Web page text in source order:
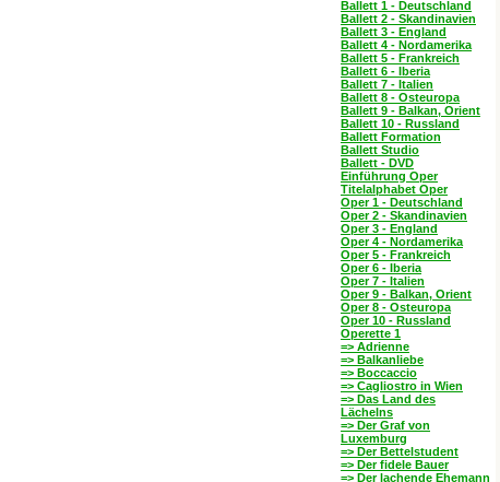
Ballett 1 - Deutschland
Ballett 2 - Skandinavien
Ballett 3 - England
Ballett 4 - Nordamerika
Ballett 5 - Frankreich
Ballett 6 - Iberia
Ballett 7 - Italien
Ballett 8 - Osteuropa
Ballett 9 - Balkan, Orient
Ballett 10 - Russland
Ballett Formation
Ballett Studio
Ballett - DVD
Einführung Oper
Titelalphabet Oper
Oper 1 - Deutschland
Oper 2 - Skandinavien
Oper 3 - England
Oper 4 - Nordamerika
Oper 5 - Frankreich
Oper 6 - Iberia
Oper 7 - Italien
Oper 9 - Balkan, Orient
Oper 8 - Osteuropa
Oper 10 - Russland
Operette 1
=> Adrienne
=> Balkanliebe
=> Boccaccio
=> Cagliostro in Wien
=> Das Land des
Lächelns
=> Der Graf von
Luxemburg
=> Der Bettelstudent
=> Der fidele Bauer
=> Der lachende Ehemann